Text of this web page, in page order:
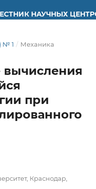
НАУЧНЫХ
№ 1 / Механика
при
Краснодар,